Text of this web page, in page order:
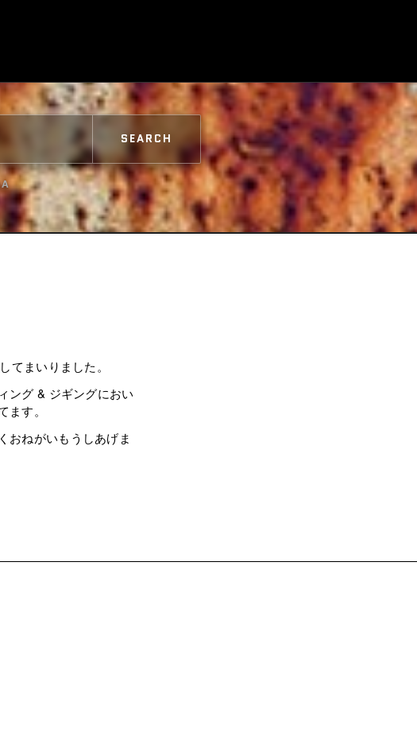
SEARCH
まいりました。
ング & ジギングにおい
す。
おねがいもうしあげま